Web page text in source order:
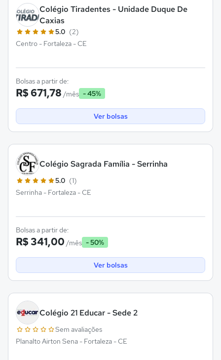
Colégio Tiradentes - Unidade Duque De
Caxias
5.0 (2)
Centro - Fortaleza - CE
Bolsas a partir de:
R$ 671,78 /mês - 45%
Ver bolsas
Colégio Sagrada Família - Serrinha
5.0 (1)
Serrinha - Fortaleza - CE
Bolsas a partir de:
R$ 341,00 /mês - 50%
Ver bolsas
Colégio 21 Educar - Sede 2
Sem avaliações
Planalto Airton Sena - Fortaleza - CE